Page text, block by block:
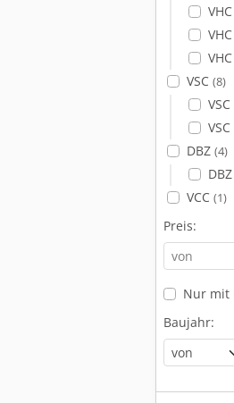
VSC (8)
DBZ (4)
VCC (1)
Preis:
Nur mit
Baujahr: